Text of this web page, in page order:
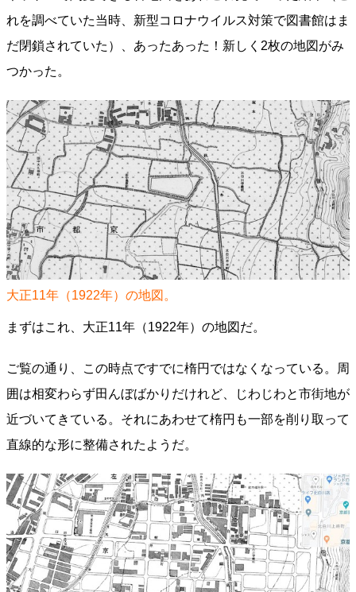
れを調べていた当時、新型コロナウイルス対策で図書館はま
だ閉鎖されていた）、あったあった！新しく2枚の地図がみ
つかった。
大正11年（1922年）の地図。
まずはこれ、大正11年（1922年）の地図だ。
ご覧の通り、この時点ですでに楕円ではなくなっている。周
囲は相変わらず田んぼばかりだけれど、じわじわと市街地が
近づいてきている。それにあわせて楕円も一部を削り取って
直線的な形に整備されたようだ。